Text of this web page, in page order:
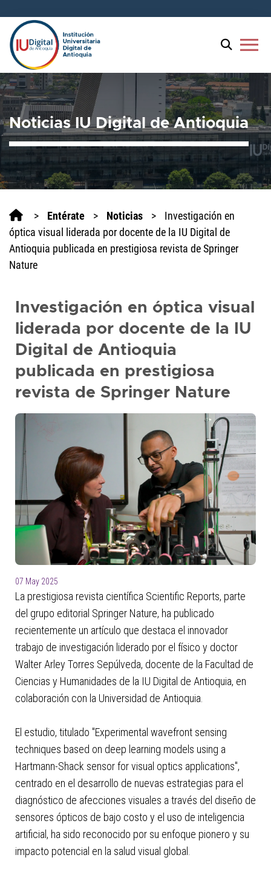
al
lector
pantalla
All
in
One
Accesibilidad
Para
iniciar
el
lector
pantalla
One
Accesibilidad,
Este
acceso
directo
lector
pantalla
ayudarle
navegar
interactuar
menu
Noticias IU Digital de Antioquia
> Entérate > Noticias >
Investigación en
óptica visual liderada por docente de la IU Digital de
Antioquia publicada en prestigiosa revista de Springer
Nature
Investigación en óptica visual
liderada por docente de la IU
Digital de Antioquia
publicada en prestigiosa
revista de Springer Nature
07 May 2025
La prestigiosa revista científica Scientific Reports, parte
del grupo editorial Springer Nature, ha publicado
recientemente un artículo que destaca el innovador
trabajo de investigación liderado por el físico y doctor
Walter Arley Torres Sepúlveda, docente de la Facultad de
Ciencias y Humanidades de la IU Digital de Antioquia, en
colaboración con la Universidad de Antioquia.
El estudio, titulado "Experimental wavefront sensing
techniques based on deep learning models using a
Hartmann-Shack sensor for visual optics applications",
centrado en el desarrollo de nuevas estrategias para el
diagnóstico de afecciones visuales a través del diseño de
sensores ópticos de bajo costo y el uso de inteligencia
artificial, ha sido reconocido por su enfoque pionero y su
impacto potencial en la salud visual global.